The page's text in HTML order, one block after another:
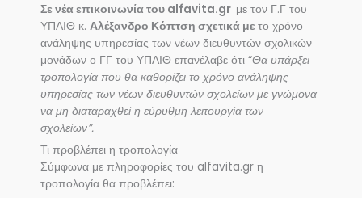
Σε νέα επικοινωνία του alfavita.gr με τον Γ.Γ του
ΥΠΑΙΘ κ. Αλέξανδρο Κόπτση σχετικά με το χρόνο
ανάληψης υπηρεσίας των νέων διευθυντών σχολικών
μονάδων ο ΓΓ του ΥΠΑΙΘ επανέλαβε ότι “Θα υπάρξει
τροπολογία που θα καθορίζει το χρόνο ανάληψης
υπηρεσίας των νέων διευθυντών σχολείων με γνώμονα
να μη διαταραχθεί η εύρυθμη λειτουργία των
σχολείων”.
Τι προβλέπει η τροπολογία
Σύμφωνα με πληροφορίες του alfavita.gr η
τροπολογία θα προβλέπει: